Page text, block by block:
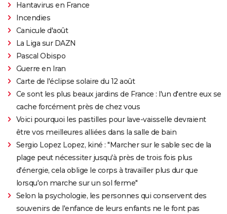
Hantavirus en France
Incendies
Canicule d'août
La Liga sur DAZN
Pascal Obispo
Guerre en Iran
Carte de l'éclipse solaire du 12 août
Ce sont les plus beaux jardins de France : l'un d'entre eux se
cache forcément près de chez vous
Voici pourquoi les pastilles pour lave-vaisselle devraient
être vos meilleures alliées dans la salle de bain
Sergio Lopez Lopez, kiné : "Marcher sur le sable sec de la
plage peut nécessiter jusqu'à près de trois fois plus
d'énergie, cela oblige le corps à travailler plus dur que
lorsqu'on marche sur un sol ferme"
Selon la psychologie, les personnes qui conservent des
souvenirs de l'enfance de leurs enfants ne le font pas